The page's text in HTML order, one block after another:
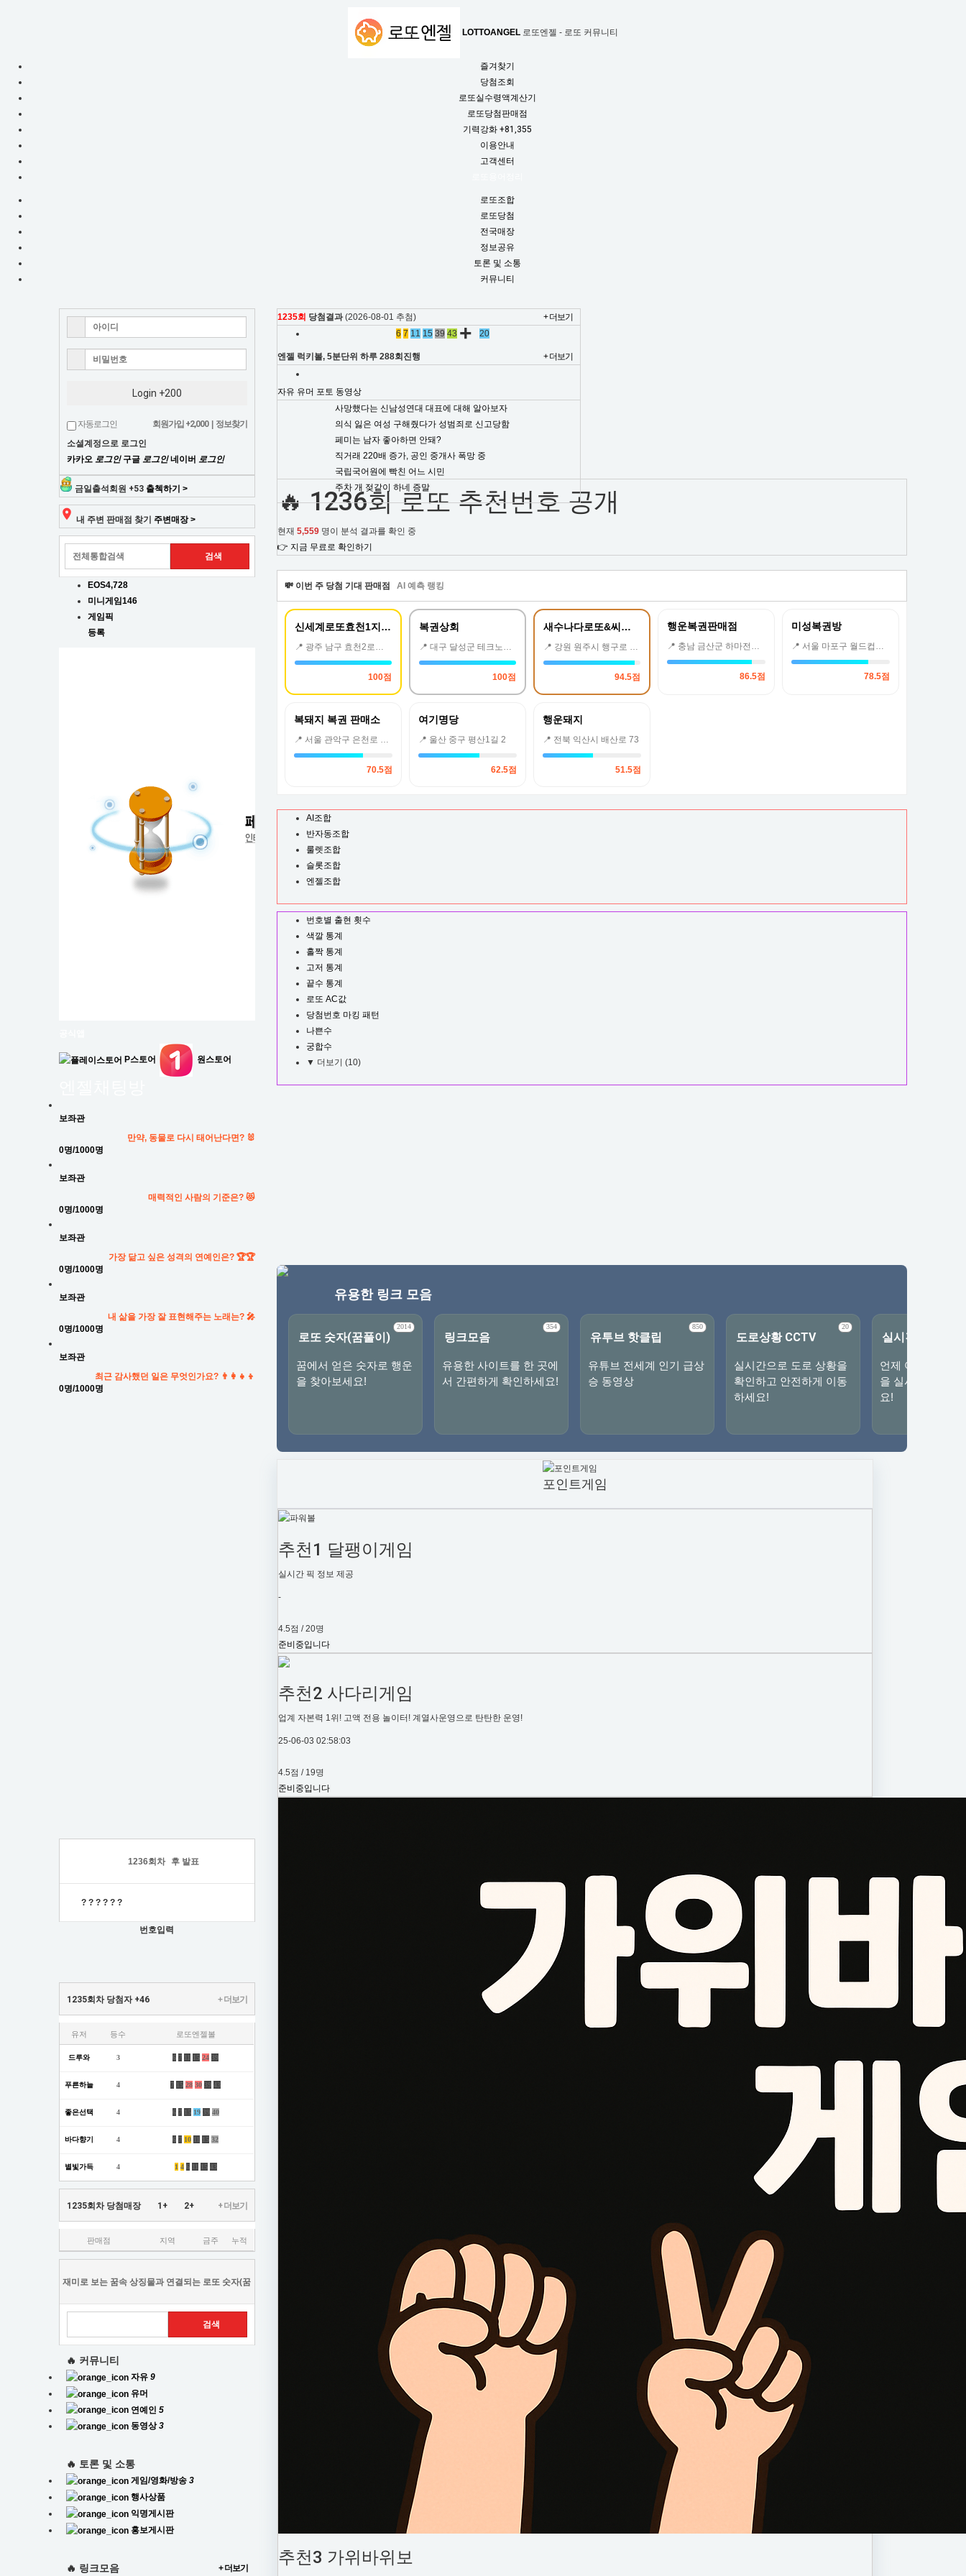
엔
젤
로
또
번
호
분
LOTTOANGEL 로또엔젤 - 로또 커뮤니티
즐겨찾기
당첨조회
로또실수령액계산기
로또당첨판매점
기력강화 +81,355
이용안내
고객센터
로또조합
로또당첨
전국매장
정보공유
토론 및 소통
커뮤니티
1235회 당첨결과(2026-08-01 추첨)
+ 더보기
6 7 11 15 39 43 + 20
엔젤 럭키볼, 5분단위 하루 288회진행 + 더보기
자유 유머 포토 동영상
사망했다는 신남성연대 대표에 대해 알아보자
의식 잃은 여성 구해줬다가 성범죄로 신고당함
페미는 남자 좋아하면 안돼?
직거래 220배 증가, 공인 중개사 폭망 중
국립국어원에 빡친 어느 시민
주차 개 젖같이 하네 증말
🔥 1236회 로또 추천번호 공개
현재 5,559명이 분석 결과를 확인 중
👉 지금 무료로 확인하기
💸 이번 주 당첨 기대 판매점 AI 예측 랭킹
신세계로또효천1지구점
📍 광주 남구 효천2로가길 20 161동101호(중흥S클래스에코시티 단지내상가
100점
복권상회
📍 대구 달성군 테크노중앙대로 240 1층 116호
100점
새수나다로또&씨스페이스치악산점
📍 강원 원주시 행구로 357 1층
94.5점
행운복권판매점
📍 충남 금산군 하마전로 13
86.5점
미성복권방
📍 서울 마포구 월드컵북로 230 현대상가 안 1층3호
78.5점
복돼지 복권 판매소
📍 서울 관악구 은천로 119-1 1층
70.5점
여기명당
📍 울산 중구 평산1길 2
62.5점
행운돼지
📍 전북 익산시 배산로 73
51.5점
AI조합
반자동조합
룰렛조합
슬롯조합
엔젤조합
번호별 출현 횟수
색깔 통계
홀짝 통계
고저 통계
끝수 통계
로또 AC값
당첨번호 마킹 패턴
나쁜수
궁합수
▼ 더보기 (10)
유용한 링크 모음
로또 숫자(꿈풀이)
2014
꿈에서 얻은 숫자로 행운
을 찾아보세요!
링크모음
354
유용한 사이트를 한 곳에
서 간편하게 확인하세요!
유투브 핫클립
850
유튜브 전세계 인기 급상
승 동영상
도로상황 CCTV
20
실시간으로 도로 상황을
확인하고 안전하게 이동
하세요!
실시간TV
언제 어디서나 최
을 실시간으로 시
요!
포인트게임
추천1 달팽이게임
실시간 픽 정보 제공
-
4.5점 / 20명
준비중입니다
추천2 사다리게임
업계 자본력 1위! 고액 전용 놀이터! 계열사운영으로 탄탄한 운영!
25-06-03 02:58:03
4.5점 / 19명
준비중입니다
추천3 가위바위보
Login +200
자동로그인 회원가입 +2,000
정보찾기
소셜계정으로 로그인
카카오 로그인 구글 로그인 네이버 로그인
금일출석회원 +53 출첵하기 >
내 주변 판매점 찾기 주변매장 >
EOS4,728
미니게임146
게임픽
등록
P스토어 원스토어
보좌관
만약, 동물로 다시 태어난다면? 🐰
0명/1000명
보좌관
매력적인 사람의 기준은? 😻
0명/1000명
보좌관
가장 닮고 싶은 성격의 연예인은? 🏆🏆
0명/1000명
보좌관
내 삶을 가장 잘 표현해주는 노래는? 🎤
0명/1000명
보좌관
최근 감사했던 일은 무엇인가요? 👨‍👩‍👧‍👦
0명/1000명
1236회차 후 발표
? ? ? ? ? ?
번호입력
1235회차 당첨자+46 + 더보기
유저 등수 로또엔젤볼
드루와 3 6 7 11 15 24 39
푸른하늘 4 7 15 28 30 39 43
좋은선택 4 6 7 15 19 39 40
바다향기 4 6 7 10 11 15 32
별빛가득 4 1 4 6 11 15 43
1235회차 당첨매장 1+ 2+ + 더보기
판매점 지역 금주 누적
재미로 보는 꿈속 상징물과 연결되는 로또 숫자(꿈
🔥 커뮤니티
자유 9
유머
연예인 5
동영상3
🔥 토론 및 소통
게임/영화/방송 3
행사상품
익명게시판
홍보게시판
🔥 링크모음 + 더보기